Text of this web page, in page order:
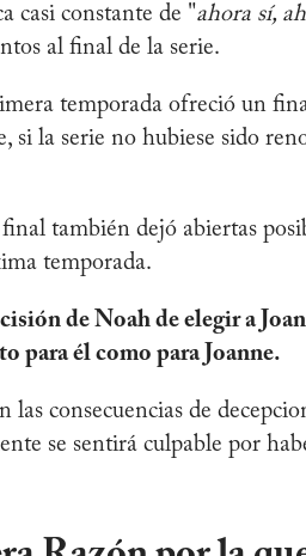
casi constante de "ahora sí,
al final de la serie.
temporada ofreció un
si la serie no hubiese sido
también dejó abiertas
temporada.
de Noah de elegir a
para él como para Joanne.
las consecuencias de
se sentirá culpable por